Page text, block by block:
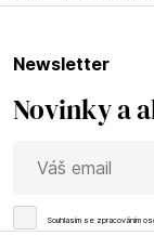
newsletter
Novinky a
Souhlasím se zpracováním